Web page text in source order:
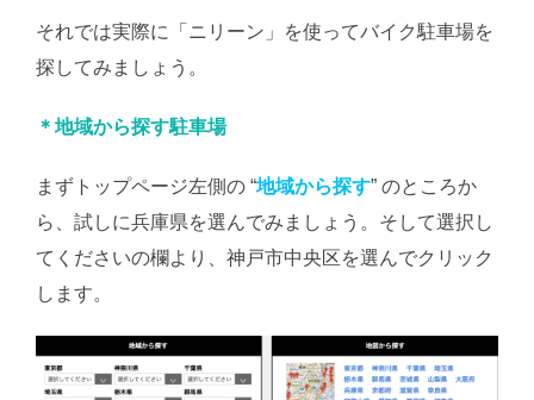
それでは実際に「ニリーン」を使ってバイク駐車場を
探してみましょう。
＊地域から探す駐車場
まずトップページ左側の “地域から探す” のところか
ら、試しに兵庫県を選んでみましょう。そして選択し
てくださいの欄より、神戸市中央区を選んでクリック
します。